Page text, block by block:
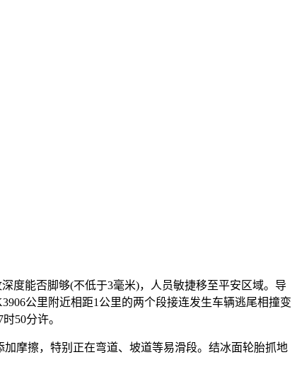
能否脚够(不低于3毫米)，人员敏捷移至平安区域。导
公里附近相距1公里的两个段接连发生车辆逃尾相撞变
50分许。
摩擦，特别正在弯道、坡道等易滑段。结冰面轮胎抓地